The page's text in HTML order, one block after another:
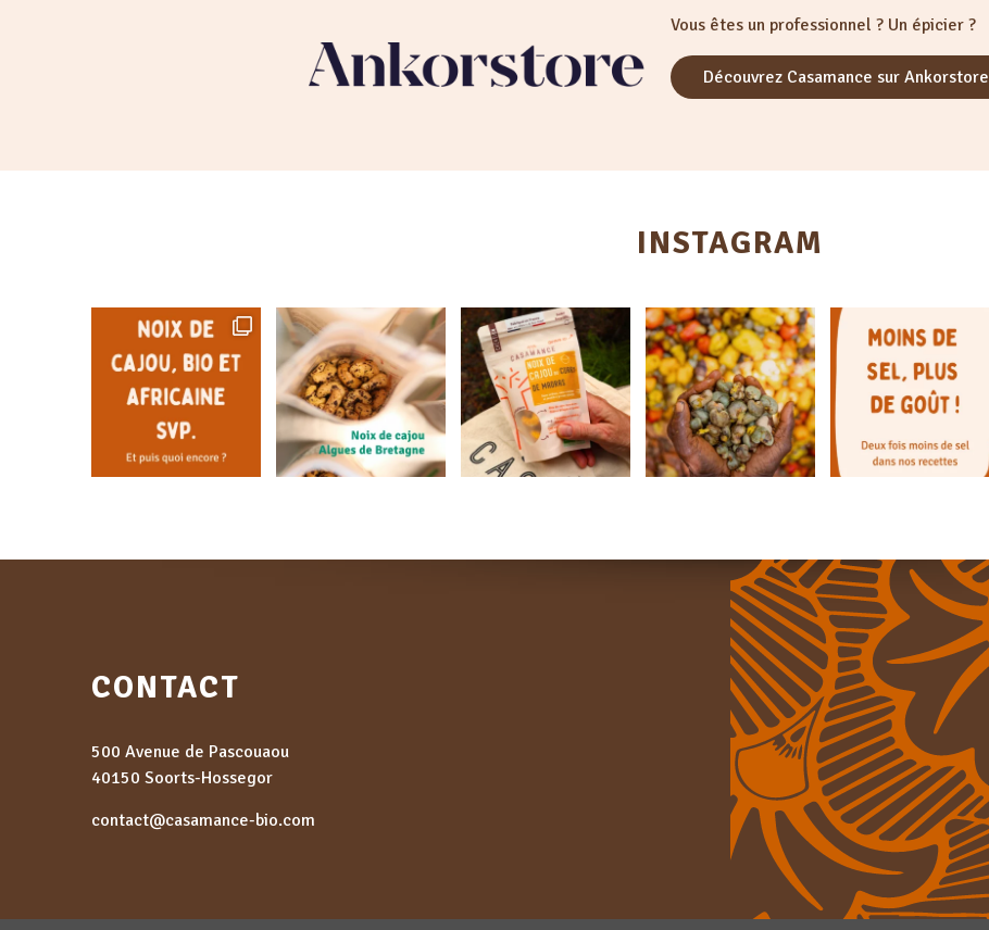
Vous êtes un professionnel ? Un épicier ?
Découvrez Casamance sur Ankorstore
INSTAGRAM
CONTACT
500 Avenue de Pascouaou
40150 Soorts-Hossegor
contact@casamance-bio.com